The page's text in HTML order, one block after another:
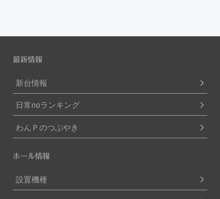
最新情報
新台情報
日常noランキング
わんＰのつぶやき
ホール情報
設置機種